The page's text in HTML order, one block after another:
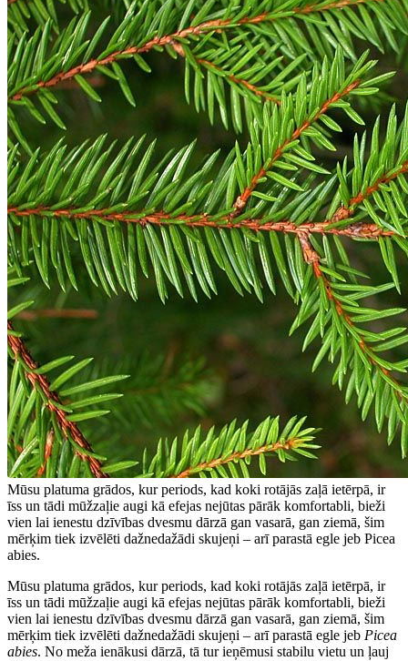
Mūsu platuma grādos, kur periods, kad koki rotājās zaļā ietērpā, ir
īss un tādi mūžzaļie augi kā efejas nejūtas pārāk komfortabli, bieži
vien lai ienestu dzīvības dvesmu dārzā gan vasarā, gan ziemā, šim
mērķim tiek izvēlēti dažnedažādi skujeņi – arī parastā egle jeb Picea
abies.
Mūsu platuma grādos, kur periods, kad koki rotājās zaļā ietērpā, ir
īss un tādi mūžzaļie augi kā efejas nejūtas pārāk komfortabli, bieži
vien lai ienestu dzīvības dvesmu dārzā gan vasarā, gan ziemā, šim
mērķim tiek izvēlēti dažnedažādi skujeņi – arī parastā egle jeb Picea
abies. No meža ienākusi dārzā, tā tur ieņēmusi stabilu vietu un ļauj